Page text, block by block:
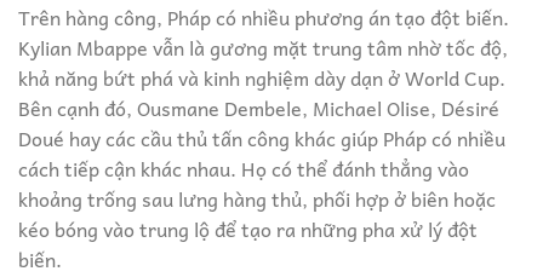
Trên hàng công, Pháp có nhiều phương án tạo đột biến.
Kylian Mbappe vẫn là gương mặt trung tâm nhờ tốc độ,
khả năng bứt phá và kinh nghiệm dày dạn ở World Cup.
Bên cạnh đó, Ousmane Dembele, Michael Olise, Désiré
Doué hay các cầu thủ tấn công khác giúp Pháp có nhiều
cách tiếp cận khác nhau. Họ có thể đánh thẳng vào
khoảng trống sau lưng hàng thủ, phối hợp ở biên hoặc
kéo bóng vào trung lộ để tạo ra những pha xử lý đột
biến.